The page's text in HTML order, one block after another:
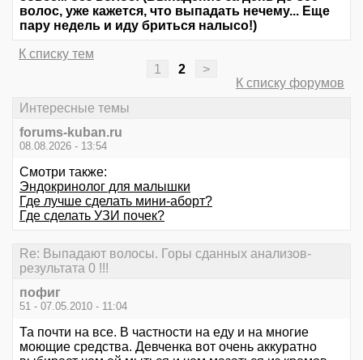
волос, уже кажется, что выпадать нечему... Еще
пару недель и иду бриться налысо!)
К списку тем
1
2
>
К списку форумов
Интересные темы
forums-kuban.ru
08.08.2026 - 13:54
Смотри также:
Эндокринолог для малышки
Где лучше сделать мини-аборт?
Где сделать УЗИ почек?
Re: Выпадают волосы. Горы сданных анализов-
результата 0 !!!
пофиг
51 - 07.05.2010 - 11:04
Та почти на все. В частности на еду и на многие
моющие средства. Девченка вот очень аккуратно